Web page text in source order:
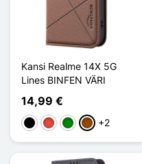
Kansi Realme 14X 5G
Lines BINFEN VÄRI
14,99 €
MustaPunainen
VihreäRuskea
+2